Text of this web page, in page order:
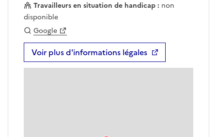
Travailleurs en situation de handicap : non
disponible
Google
Voir plus d'informations légales